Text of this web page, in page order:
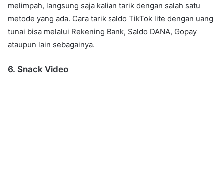
melimpah, langsung saja kalian tarik dengan salah satu
metode yang ada. Cara tarik saldo TikTok lite dengan uang
tunai bisa melalui Rekening Bank, Saldo DANA, Gopay
ataupun lain sebagainya.
6. Snack Video